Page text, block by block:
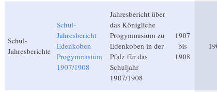
Schul-
Jahresberichte
Schul-
Jahresbericht
Edenkoben
Progymnasium
1907/1908
Jahresbericht über
das Königliche
Progymnasium zu
Edenkoben in der
Pfalz für das
Schuljahr
1907/1908
1907
bis
1908